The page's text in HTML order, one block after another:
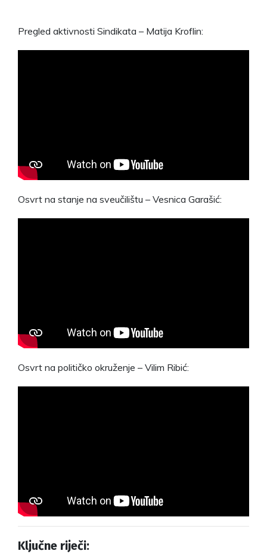
Pregled aktivnosti Sindikata – Matija Kroflin:
Osvrt na stanje na sveučilištu – Vesnica Garašić:
Osvrt na političko okruženje – Vilim Ribić:
Ključne riječi: